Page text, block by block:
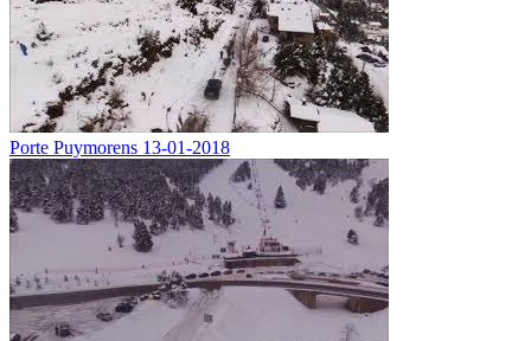
Porte Puymorens 13-01-2018